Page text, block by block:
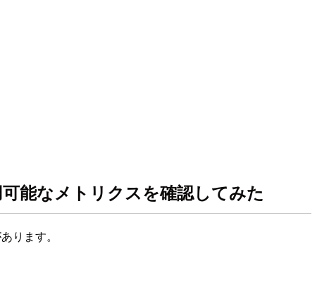
能なメトリクスを確認してみた
ります。